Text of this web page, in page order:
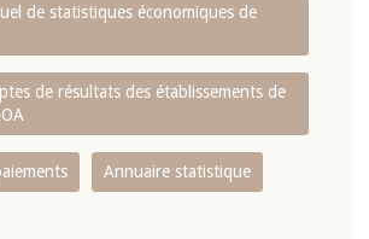
de statistiques économiques de
de résultats des établissements de
Annuaire statistique